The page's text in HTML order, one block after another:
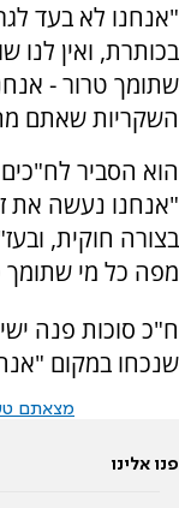
"אנחנו לא בעד
בכותרת, ואין לנו
שתומך טרור -
השקריות שאתם
הוא הסביר
"אנחנו נעשה את
בצורה חוקית,
מפה כל מי שתומך
ח"כ סוכות פנה
שנכחו במקום
מצאתם
פנו אלינו